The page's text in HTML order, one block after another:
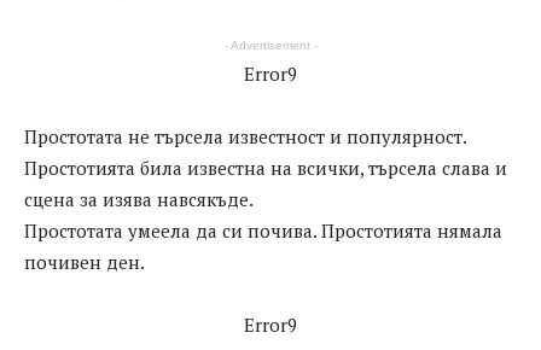
- Advertisement -
Error9
Простотата не търсела известност и популярност.
Простотията била известна на всички, търсела слава и
сцена за изява навсякъде.
Простотата умеела да си почива. Простотията нямала
почивен ден.
Error9